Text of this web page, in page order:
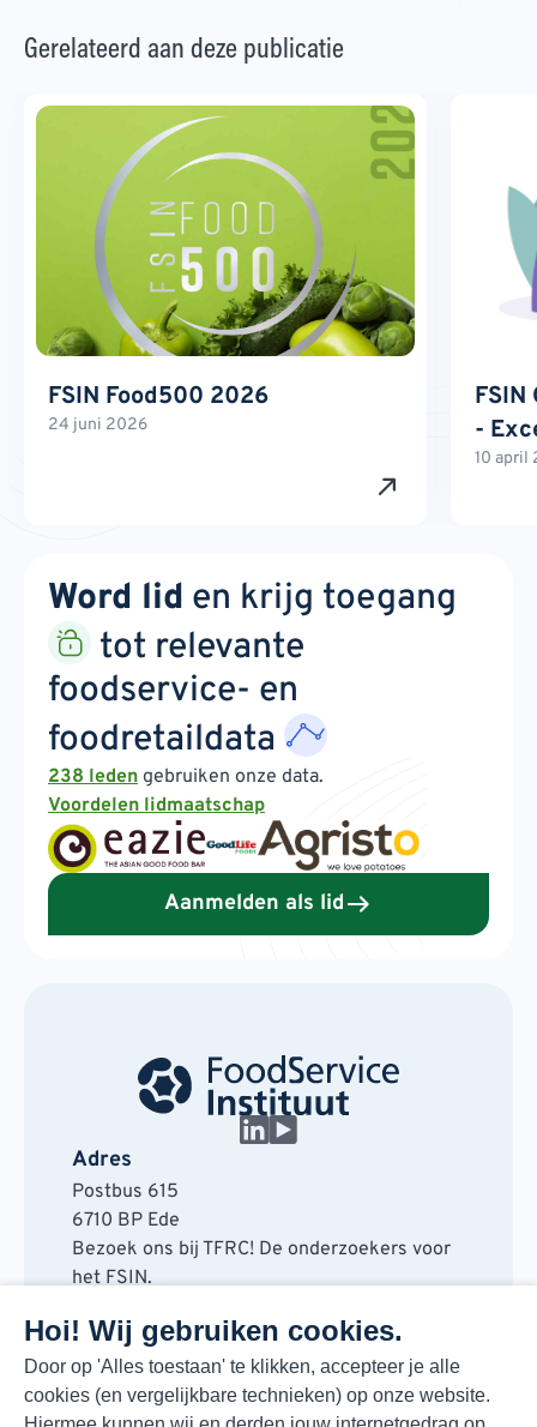
Hoi! Wij gebruiken cookies.
Door op 'Alles toestaan' te klikken, accepteer je alle
cookies (en vergelijkbare technieken) op onze website.
Gerelateerd aan deze publicatie
FSIN Food500 2026
24 juni 2026
-
10 april
Word lid en krijg toegang
tot relevante
foodservice- en
foodretaildata
238 leden gebruiken onze data.
Voordelen lidmaatschap
Aanmelden als lid
Adres
Postbus 615
6710 BP Ede
Bezoek ons bij TFRC! De onderzoekers voor
het FSIN.
6717 LT Ede
Contact
088 730 48 00